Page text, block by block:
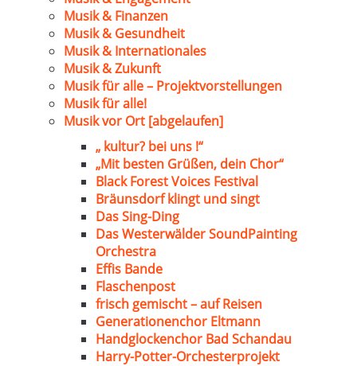
Musik & Finanzen
Musik & Gesundheit
Musik & Internationales
Musik & Zukunft
Musik für alle – Projektvorstellungen
Musik für alle!
Musik vor Ort [abgelaufen]
„ kultur? bei uns !“
„Mit besten Grüßen, dein Chor“
Black Forest Voices Festival
Bräunsdorf klingt und singt
Das Sing-Ding
Das Westerwälder SoundPainting
Orchestra
Effis Bande
Flaschenpost
frisch gemischt – auf Reisen
Generationenchor Eltmann
Handglockenchor Bad Schandau
Harry-Potter-Orchesterprojekt